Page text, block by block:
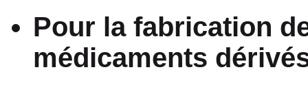
Pour la fabrication
médicaments